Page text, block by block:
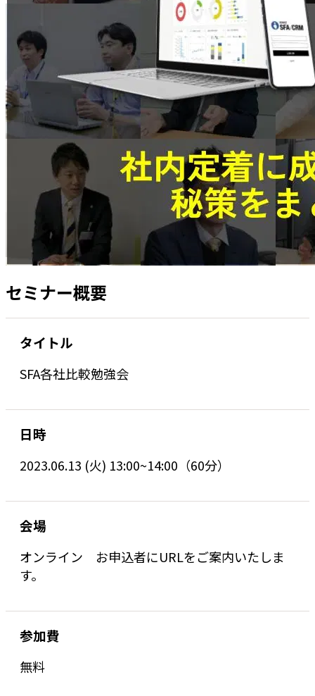
セミナー概要
タイトル
SFA各社比較勉強会
日時
2023.06.13 (火) 13:00~14:00（60分）
会場
オンライン お申込者にURLをご案内いたしま
す。
参加費
無料